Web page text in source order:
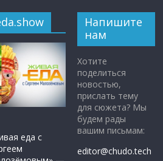
еда с
Напишите
нам
Хотите
поделиться
новостью,
прислать тему
для сюжета? Мы
будем рады
вашим письмам:
editor@chudo.tech